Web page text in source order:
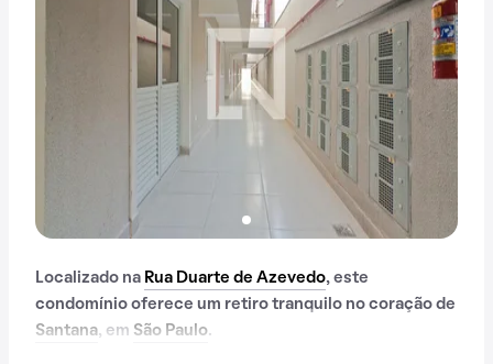
Localizado na Rua Duarte de Azevedo, este
condomínio oferece um retiro tranquilo no coração de
Santana, em São Paulo.